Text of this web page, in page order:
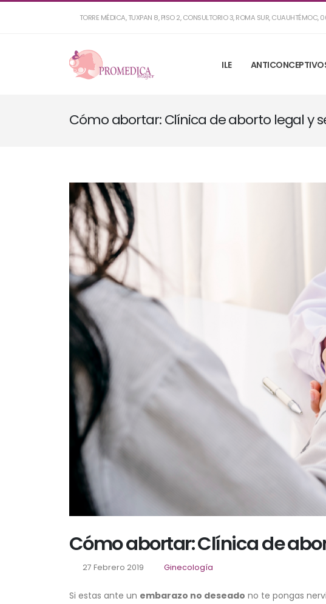
TORRE MÉDICA, TUXPAN 8, PISO 2, CONSULTORIO 3, ROMA SUR, CUAUHTÉMOC,
ILE
Cómo abortar: Clínica de aborto legal y
Cómo abortar: Clínica de
27 Febrero 2019 Ginecología
Si estas ante un embarazo no deseado no te pongas